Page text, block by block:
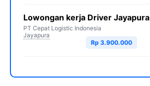
Lowongan kerja Driver Jayapura
PT Cepat Logistic Indonesia
Jayapura
Rp 3.900.000